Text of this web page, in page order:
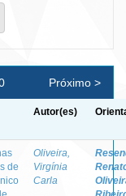
Próximo >
Autor(es)
de
Oliveira,
Virgínia
Carla